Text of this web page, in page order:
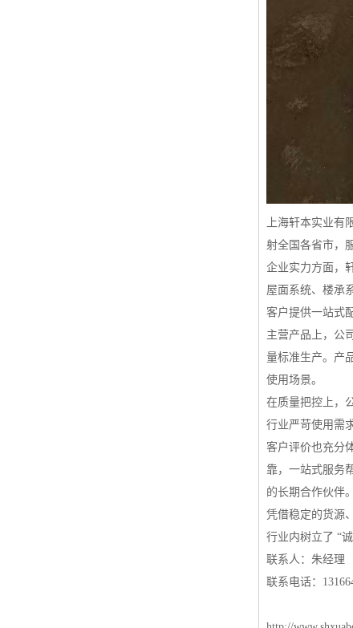
上海轩本实业有
射全国各省市，
企业实力方面，
屋面系统、楼承
客户提供一站式
主营产品上，公
量标准生产。产
使用场景。
在质量把控上，
行业严苛使用需求
客户评价也充分
靠，一站式服务
的长期合作伙伴
凭借稳定的货源
行业内树立了 “
联系人：朱经理
联系电话：